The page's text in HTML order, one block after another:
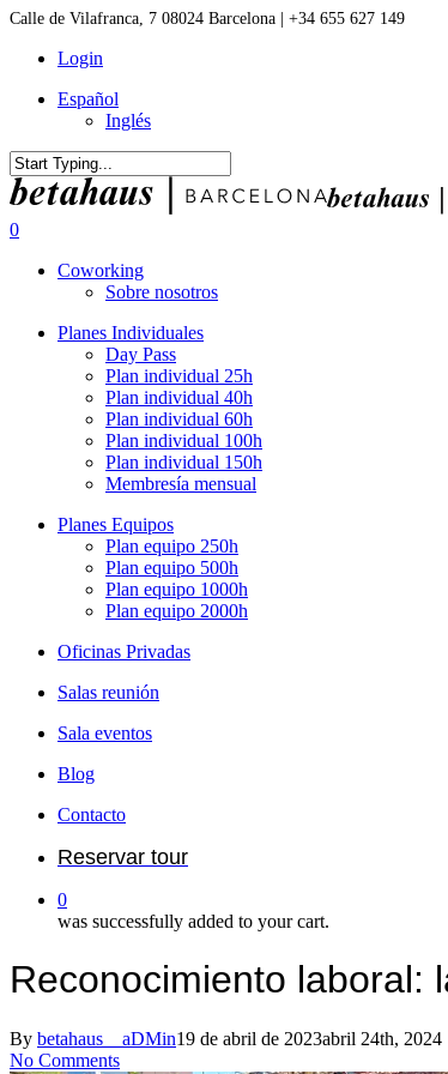
Skip
main
Calle de Vilafranca, 7 08024 Barcelona | +34 655 627 149
Login
Español
Inglés
Close
Search
0
Coworking
Sobre nosotros
Planes Individuales
Day Pass
Plan individual 25h
Plan individual 40h
Plan individual 60h
Plan individual 100h
Plan individual 150h
Membresía mensual
Planes Equipos
Plan equipo 250h
Plan equipo 500h
Plan equipo 1000h
Plan equipo 2000h
Oficinas Privadas
Salas reunión
Sala eventos
Blog
Contacto
Reservar tour
0
was successfully added to your cart.
Reconocimiento laboral:
By betahaus__aDMin19 de abril de 2023abril 24th, 2024
No Comments